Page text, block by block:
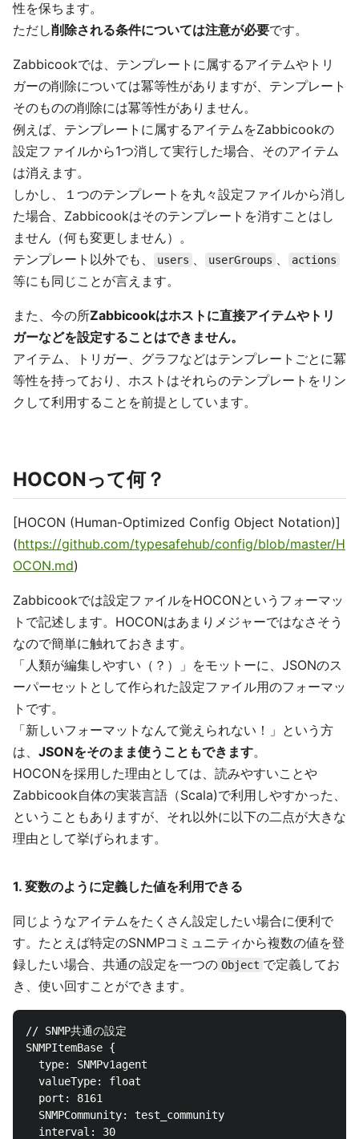
性を保ちます。
ただし削除される条件については注意が必要です。
Zabbicookでは、テンプレートに属するアイテムやトリ
ガーの削除については冪等性がありますが、テンプレート
そのものの削除には冪等性がありません。
例えば、テンプレートに属するアイテムをZabbicookの
設定ファイルから1つ消して実行した場合、そのアイテム
は消えます。
しかし、１つのテンプレートを丸々設定ファイルから消し
た場合、Zabbicookはそのテンプレートを消すことはし
ません（何も変更しません）。
テンプレート以外でも、
users 、 userGroups 、 actions
等にも同じことが言えます。
また、今の所Zabbicookはホストに直接アイテムやトリ
ガーなどを設定することはできません。
アイテム、トリガー、グラフなどはテンプレートごとに冪
等性を持っており、ホストはそれらのテンプレートをリン
クして利用することを前提としています。
HOCONって何？
[HOCON (Human-Optimized Config Object Notation)]
(https://github.com/typesafehub/config/blob/master/H
OCON.md)
Zabbicookでは設定ファイルをHOCONというフォーマッ
トで記述します。HOCONはあまりメジャーではなさそう
なので簡単に触れておきます。
「人類が編集しやすい（？）」をモットーに、JSONのス
ーパーセットとして作られた設定ファイル用のフォーマッ
トです。
「新しいフォーマットなんて覚えられない！」という方
は、 JSONをそのまま使うこともできます。
HOCONを採用した理由としては、読みやすいことや
Zabbicook自体の実装言語（Scala)で利用しやすかった、
ということもありますが、それ以外に以下の二点が大きな
理由として挙げられます。
1. 変数のように定義した値を利用できる
同じようなアイテムをたくさん設定したい場合に便利で
す。たとえば特定のSNMPコミュニティから複数の値を登
録したい場合、共通の設定を一つの Object で定義してお
き、使い回すことができます。
// SNMP共通の設定
SNMPItemBase {
  type: SNMPv1agent
  valueType: float
  port: 8161
  SNMPCommunity: test_community
  interval: 30